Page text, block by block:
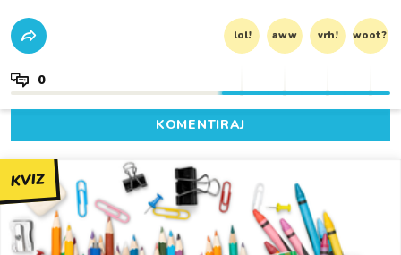
lol! aww vrh! woot?!
0
KOMENTIRAJ
KVIZ